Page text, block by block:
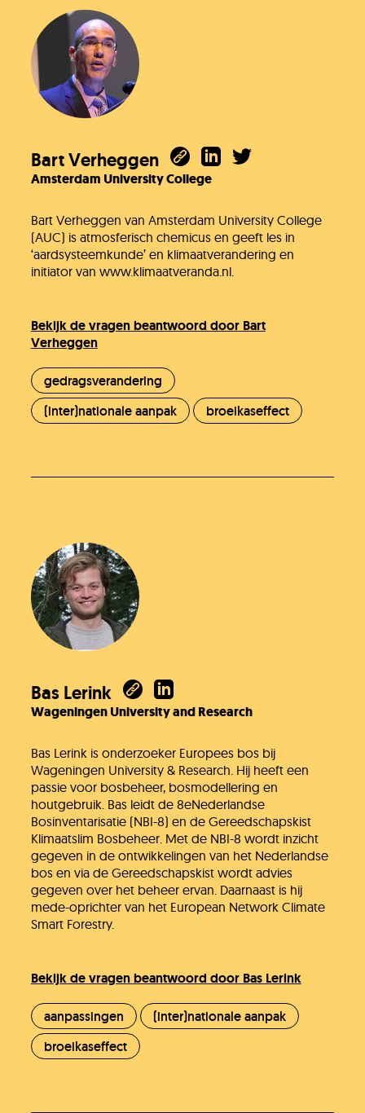
Bart Verheggen
Amsterdam University College
Bart Verheggen van Amsterdam University College
(AUC) is atmosferisch chemicus en geeft les in
‘aardsysteemkunde’ en klimaatverandering en
initiator van www.klimaatveranda.nl.
Bekijk de vragen beantwoord door Bart
Verheggen
gedragsverandering
(inter)nationale aanpak
broeikaseffect
Bas Lerink
Wageningen University and Research
Bas Lerink is onderzoeker Europees bos bij
Wageningen University & Research. Hij heeft een
passie voor bosbeheer, bosmodellering en
houtgebruik. Bas leidt de 8eNederlandse
Bosinventarisatie (NBI-8) en de Gereedschapskist
Klimaatslim Bosbeheer. Met de NBI-8 wordt inzicht
gegeven in de ontwikkelingen van het Nederlandse
bos en via de Gereedschapskist wordt advies
gegeven over het beheer ervan. Daarnaast is hij
mede-oprichter van het European Network Climate
Smart Forestry.
Bekijk de vragen beantwoord door Bas Lerink
aanpassingen
(inter)nationale aanpak
broeikaseffect
Jullie vragen
Onze experts
Vacatures
KlimaatLesSnacks